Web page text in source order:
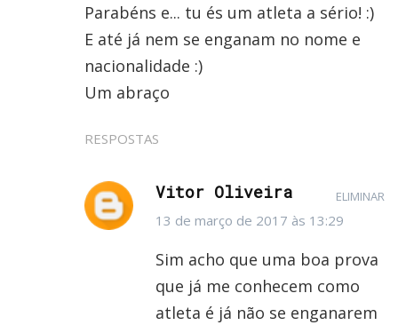
Parabéns e... tu és um atleta a sério! :)
E até já nem se enganam no nome e
nacionalidade :)
Um abraço
RESPOSTAS
Vitor Oliveira
13 de março de 2017 às 13:29
Sim acho que uma boa prova
que já me conhecem como
atleta é já não se enganarem
ELIMINAR